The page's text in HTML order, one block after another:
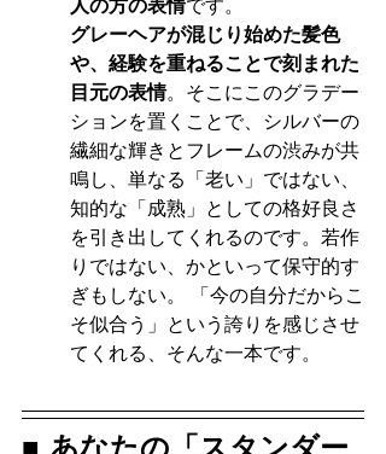
グレーヘアが混じり始めた髪色
や、経験を重ねることで刻まれた
目元の表情。そこにこのグラデー
ションを置くことで、シルバーの
繊細な輝きとフレームの渋みが共
鳴し、単なる「老い」ではない、
知的な「成熟」としての格好良さ
を引き出してくれるのです。若作
りではない、かといって保守的す
ぎもしない。 「今の自分だからこ
そ似合う」という誇りを感じさせ
てくれる、そんな一本です。